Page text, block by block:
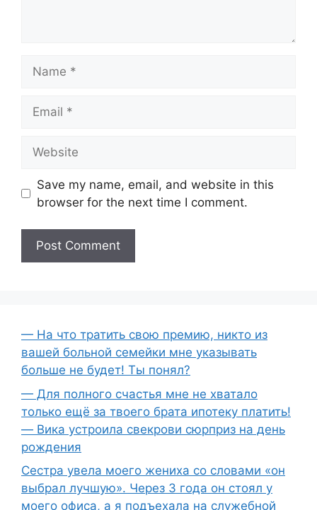
Save my name, email, and website in this
browser for the next time I comment.
— На что тратить свою премию, никто из
вашей больной семейки мне указывать
больше не будет! Ты понял?
— Для полного счастья мне не хватало
только ещё за твоего брата ипотеку платить!
— Вика устроила свекрови сюрприз на день
рождения
Сестра увела моего жениха со словами «он
выбрал лучшую». Через 3 года он стоял у
моего офиса, а я подъехала на служебной